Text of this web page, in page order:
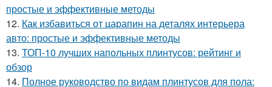
простые и эффективные методы
12. Как избавиться от царапин на деталях интерьера
авто: простые и эффективные методы
13. ТОП-10 лучших напольных плинтусов: рейтинг и
обзор
14. Полное руководство по видам плинтусов для пола: